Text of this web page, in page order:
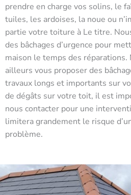
prendre en charge vos solins, le
tuiles, les ardoises, la noue ou
partie votre toiture à Le titre.
des bâchages d’urgence pour
maison le temps des réparations.
ailleurs vous proposer des
travaux longs et importants sur
de dégâts sur votre toit, il est
nous contacter pour une
limitera grandement le risque
problème.